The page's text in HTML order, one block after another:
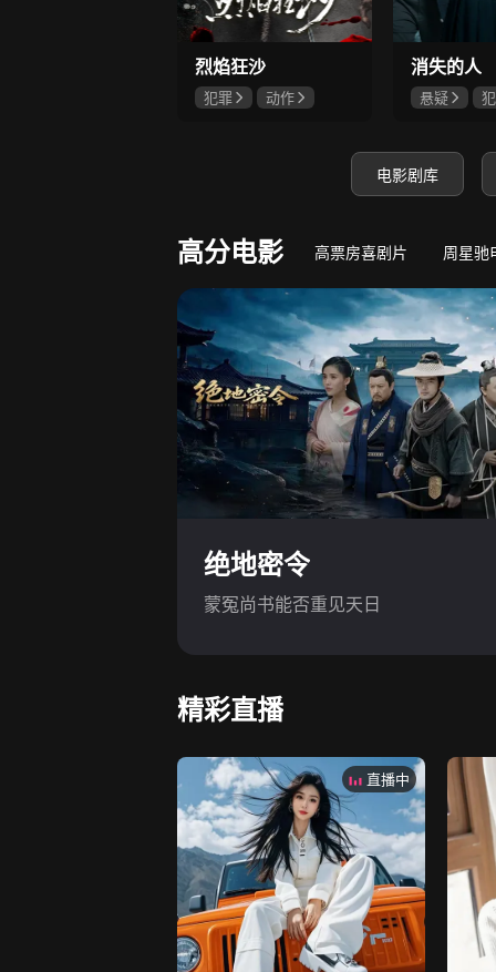
若熙传 9.4
王丽坤深陷权力斗争 守底线，方能
烈焰狂沙
犯罪
动作
消失的人
悬疑
电影剧库
高分电影 高票房喜剧片 周星驰
绝地密令
蒙冤尚书能否重见天日
精彩直播
直播中